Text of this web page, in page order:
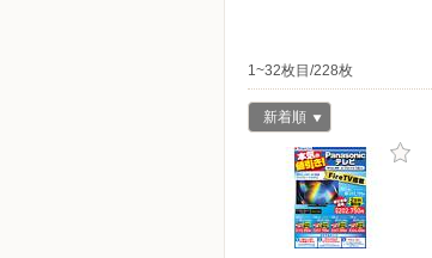
1~32枚目/228枚
新着順